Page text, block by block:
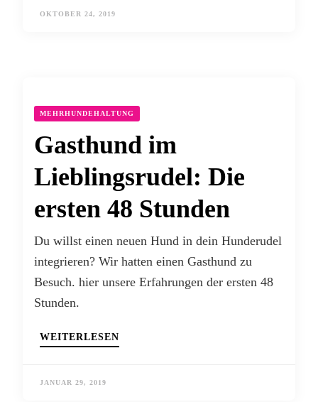
OKTOBER 24, 2019
MEHRHUNDEHALTUNG
Gasthund im
Lieblingsrudel: Die
ersten 48 Stunden
Du willst einen neuen Hund in dein Hunderudel
integrieren? Wir hatten einen Gasthund zu
Besuch. hier unsere Erfahrungen der ersten 48
Stunden.
WEITERLESEN
JANUAR 29, 2019